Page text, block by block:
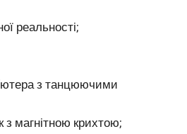
реальності;
з танцюючими
з магнітною крихтою;